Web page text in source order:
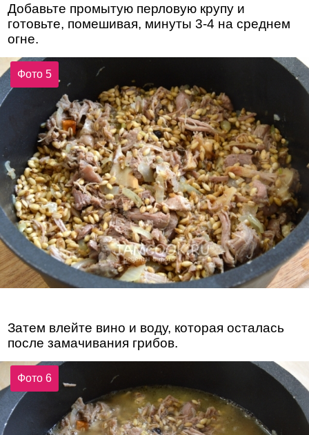
Добавьте промытую перловую крупу и
готовьте, помешивая, минуты 3-4 на среднем
огне.
Фото 5
Затем влейте вино и воду, которая осталась
после замачивания грибов.
Фото 6